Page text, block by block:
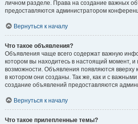
личном разделе. Права на создание важных
предоставляются администратором
Вернуться к началу
Что такое объявления?
Объявления чаще всего содержат важную
котором вы находитесь в настоящий момент,
возможности. Объявления появляются
в котором они созданы. Так же, как и с
создание объявлений предоставляются
Вернуться к началу
Что такое прилепленные темы?